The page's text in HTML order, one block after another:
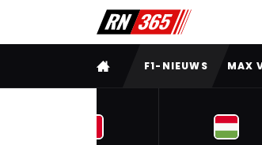
VOLLEDIG MENU
F1-NIEUWS MAX